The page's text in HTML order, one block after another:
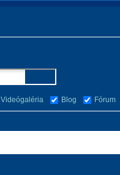
Videógaléria Blog Fórum